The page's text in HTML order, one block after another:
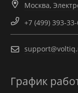
Москва,
+7 (499) 393-33-
График